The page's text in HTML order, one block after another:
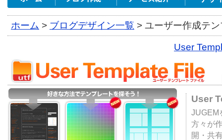
ホーム > ブログデザイン一覧 > ユーザー作成テ
User
User
JUGEM
方々が
開・共